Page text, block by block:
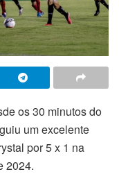
os 30 minutos do
um excelente
por 5 x 1 na
2024.